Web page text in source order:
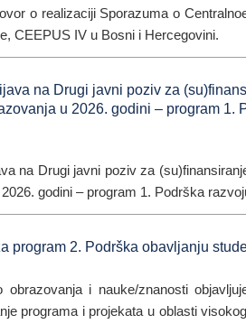
o realizaciji Sporazuma o
CEEPUS IV u Bosni i Hercegovini.
na Drugi javni poziv za
u 2026. godini – program 1.
na Drugi javni poziv za
godini – program 1. Podrška
program 2. Podrška obavljanju
obrazovanja i nauke/znanosti
programa i projekata u oblasti